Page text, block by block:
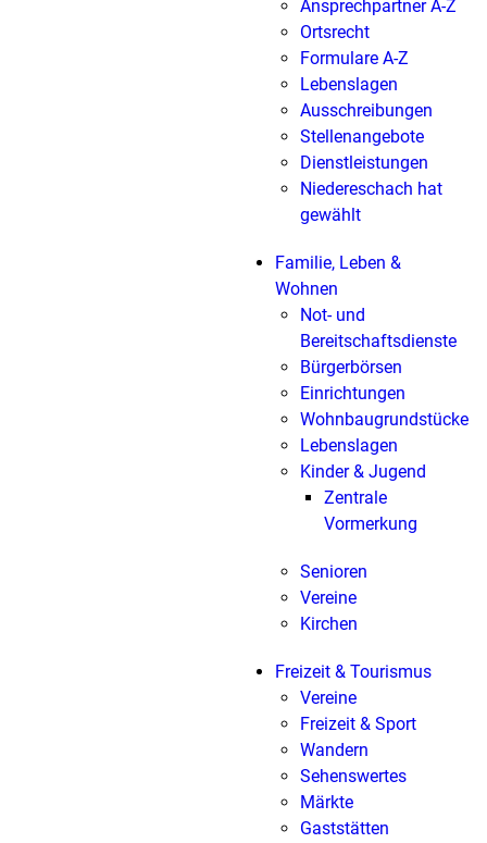
Ansprechpartner A-Z
Ortsrecht
Formulare A-Z
Lebenslagen
Ausschreibungen
Stellenangebote
Dienstleistungen
Niedereschach hat
gewählt
Familie, Leben &
Wohnen
Not- und
Bereitschaftsdienste
Bürgerbörsen
Einrichtungen
Wohnbaugrundstücke
Lebenslagen
Kinder & Jugend
Zentrale
Vormerkung
Senioren
Vereine
Kirchen
Freizeit & Tourismus
Vereine
Freizeit & Sport
Wandern
Sehenswertes
Märkte
Gaststätten